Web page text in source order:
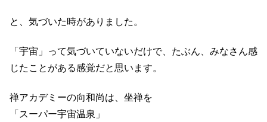
と、気づいた時がありました。
「宇宙」って気づいていないだけで、たぶん、みなさん感
じたことがある感覚だと思います。
禅アカデミーの向和尚は、坐禅を
「スーパー宇宙温泉」